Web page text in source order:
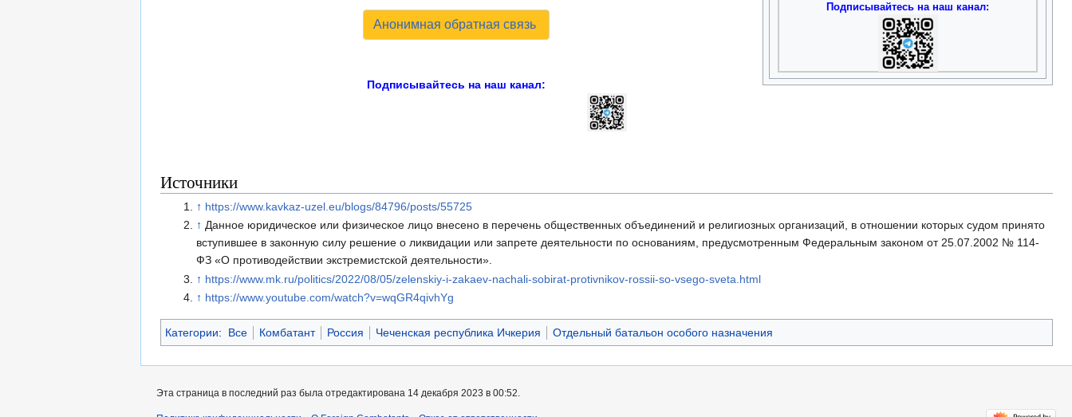
Подписывайтесь на наш канал:
Анонимная обратная связь
Подписывайтесь на наш канал:
Источники
↑ https://www.kavkaz-uzel.eu/blogs/84796/posts/55725
↑ Данное юридическое или физическое лицо внесено в перечень общественных объединений и религиозных организаций, в отношении которых судом принято
вступившее в законную силу решение о ликвидации или запрете деятельности по основаниям, предусмотренным Федеральным законом от 25.07.2002 № 114-
ФЗ «О противодействии экстремистской деятельности».
↑ https://www.mk.ru/politics/2022/08/05/zelenskiy-i-zakaev-nachali-sobirat-protivnikov-rossii-so-vsego-sveta.html
↑ https://www.youtube.com/watch?v=wqGR4qivhYg
Категории: Все Комбатант Россия Чеченская республика Ичкерия Отдельный батальон особого назначения
Эта страница в последний раз была отредактирована 14 декабря 2023 в 00:52.